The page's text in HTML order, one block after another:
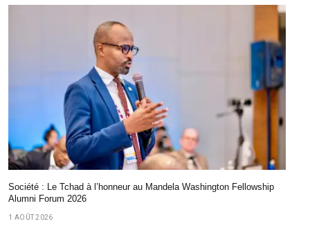
Société : Le Tchad à l’honneur au Mandela Washington Fellowship
Alumni Forum 2026
1 AOÛT 2026